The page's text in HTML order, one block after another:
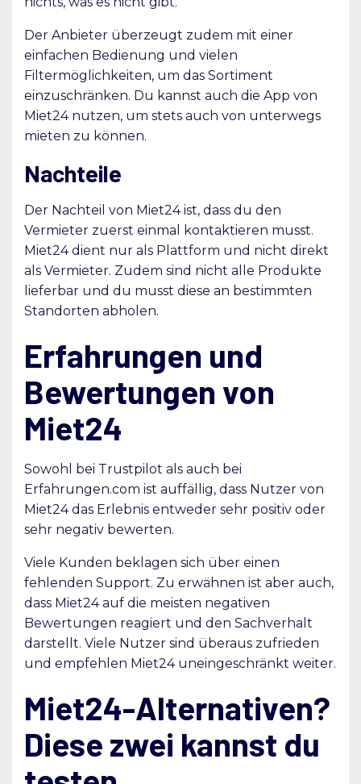
Der Anbieter überzeugt zudem mit einer
einfachen Bedienung und vielen
Filtermöglichkeiten, um das Sortiment
einzuschränken. Du kannst auch die App von
Miet24 nutzen, um stets auch von unterwegs
mieten zu können.
Nachteile
Der Nachteil von Miet24 ist, dass du den
Vermieter zuerst einmal kontaktieren musst.
Miet24 dient nur als Plattform und nicht direkt
als Vermieter. Zudem sind nicht alle Produkte
lieferbar und du musst diese an bestimmten
Standorten abholen.
Erfahrungen und
Bewertungen von
Miet24
Sowohl bei Trustpilot als auch bei
Erfahrungen.com ist auffällig, dass Nutzer von
Miet24 das Erlebnis entweder sehr positiv oder
sehr negativ bewerten.
Viele Kunden beklagen sich über einen
fehlenden Support. Zu erwähnen ist aber auch,
dass Miet24 auf die meisten negativen
Bewertungen reagiert und den Sachverhalt
darstellt. Viele Nutzer sind überaus zufrieden
und empfehlen Miet24 uneingeschränkt weiter.
Miet24-Alternativen?
Diese zwei kannst du